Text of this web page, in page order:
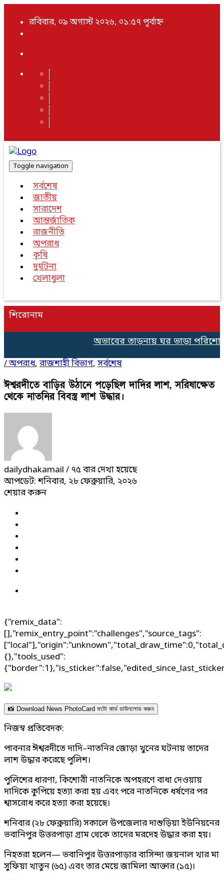
রবিবার, ০৯ অগাস্ট ২০২৬, ০১:৫৭ পূর্বাহ্ন
Toggle navigation
সর্বশেষ
জাতীয়
সারাদেশ
আন্তর্জাতিক
রাজনীতি
অপরাধ
কৃষি
দুর্ঘটনা
খেলাধুলা
শিরোনাম
অভাবের তাড়নায় ঘর ভাড়া পরিশোধে
/অপরাধ, রাজশাহী বিভাগ, সর্বশেষ
ঈশ্বরদীতে বাড়ির উঠানে পড়েছিল দাদির লাশ, সরিষাক্ষেত
থেকে নাতনির বিবস্ত্র লাশ উদ্ধার।
dailydhakamail / ৭৫ বার দেখা হয়েছে
আপডেট: শনিবার, ২৮ ফেব্রুয়ারি, ২০২৬
শেয়ার করুন
{"remix_data":
[],"remix_entry_point":"challenges","source_tags":
{},"tools_used":
📸 Download News PhotoCard ফটো কার্ড ডাউনলোড করুন
নিজস্ব প্রতিবেদক:
পাবনার ঈশ্বরদীতে দাদি–নাতনির জোড়া খুনের ঘটনায় তাদের
লাশ উদ্ধার করেছে পুলিশ।
পুলিশের ধারণা, কিশোরী নাতনিকে অপহরণে বাধা দেওয়ায়
দাদিকে কুপিয়ে হত্যা করা হয় এবং পরে নাতনিকে ধর্ষণের পর
শ্বাসরোধ করে হত্যা করা হয়েছে।
শনিবার (২৮ ফেব্রুয়ারি) সকালে উপজেলার দাশুড়িয়া ইউনিয়নের
ভবানিপুর উত্তরপাড়া গ্রাম থেকে তাদের মরদেহ উদ্ধার করা হয়।
নিহতরা হলেন— ভবানিপুর উত্তরপাড়ার বাসিন্দা জয়নাল খার মা
সুফিয়া খাতুন (৬৫) এবং তার মেয়ে জামিলা আক্তার (১৫)।